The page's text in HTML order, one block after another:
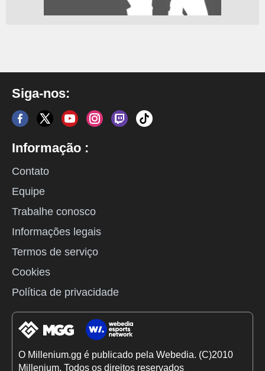
Siga-nos:
Informação :
Contato
Equipe
Trabalhe conosco
Informações legais
Termos de serviço
Cookies
Política de privacidade
O Millenium.gg é publicado pela Webedia. (C)2010
Millenium. Todos os direitos reservados